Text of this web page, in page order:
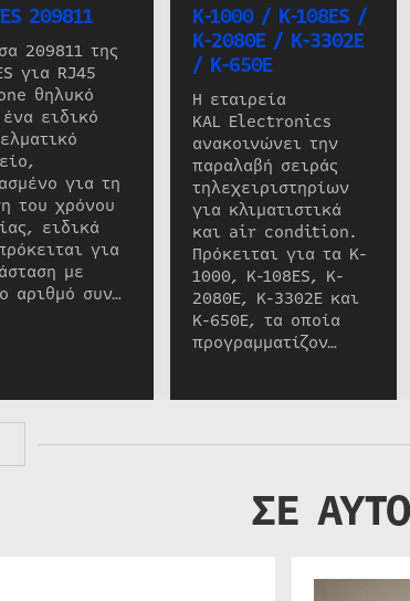
209811
209811 της
για RJ45
θηλυκό
ειδικό
για τη
του χρόνου
ειδικά
για
με
αριθμό συν…
K-1000 / K-108ES /
K-2080E / K-3302E
/ K-650E
Η εταιρεία
KAL Electronics
ανακοινώνει την
παραλαβή σειράς
τηλεχειριστηρίων
για κλιματιστικά
και air condition.
Πρόκειται για τα K-
1000, K-108ES, K-
2080E, K-3302E και
K-650E, τα οποία
προγραμματίζον…
ΣΕ